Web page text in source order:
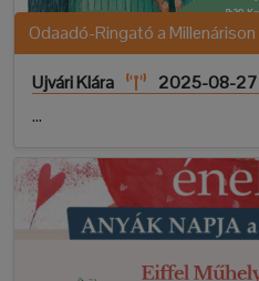
Odaadó-Ringató a
Ujvári Klára
2025-08-27
...